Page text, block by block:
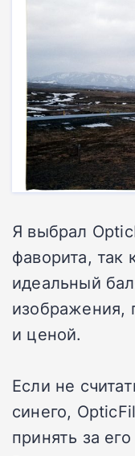
Я выбрал
фаворита, так
идеальный
изображения,
и ценой.
Если не
синего,
принять за